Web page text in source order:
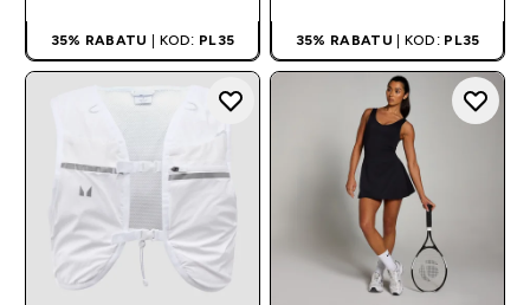
35% RABATU | KOD: PL35 35% RABATU | KOD: PL35